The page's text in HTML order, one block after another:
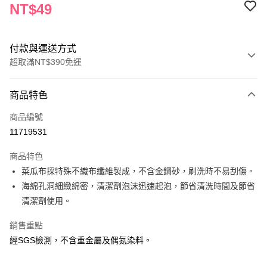
NT$49
付款與運送方式
超取滿NT$390免運
POYA支付
信用卡一次付款
LINE Pay
Apple Pay
悠遊付
商品特色
商品編號
11719531
商品特色
菜瓜布採特殊不織布纖維製成，不含金鋼砂，刷洗時不易刮傷。
海綿孔洞細緻綿密，清潔劑泡沫迅速起泡，節省清洗時間及節省
清潔劑使用。
銷售重點
經SGS檢測，不含重金屬及偶氮染料。